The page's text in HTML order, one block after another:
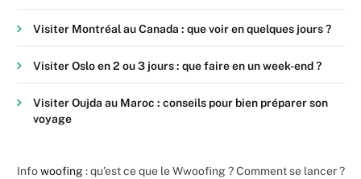
Visiter Montréal au Canada : que voir en quelques jours ?
Visiter Oslo en 2 ou 3 jours : que faire en un week-end ?
Visiter Oujda au Maroc : conseils pour bien préparer son
voyage
Infowoofing: qu’est ce que le Wwoofing ? Comment se lancer ?